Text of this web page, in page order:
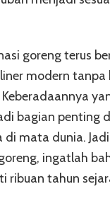
goreng terus
modern tanpa
bagian penting
di mata dunia.
ingatlah
ribuan tahun